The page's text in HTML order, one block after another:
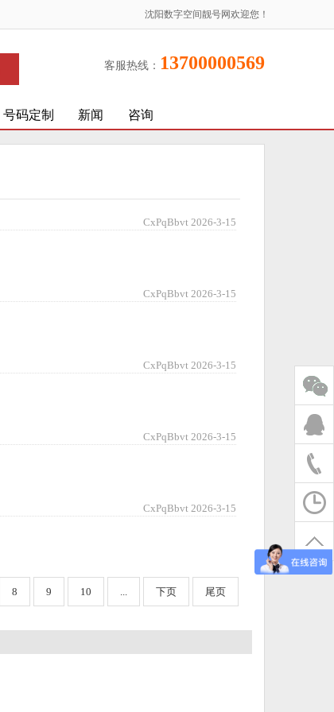
沈阳数字空间靓号网欢迎您！
客服热线： 13700000569
号码定制 新闻 咨询
CxPqBbvt 2026-3-15
CxPqBbvt 2026-3-15
CxPqBbvt 2026-3-15
CxPqBbvt 2026-3-15
CxPqBbvt 2026-3-15
8 9 10 ... 下页 尾页